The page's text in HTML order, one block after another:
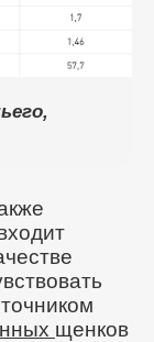
щенков